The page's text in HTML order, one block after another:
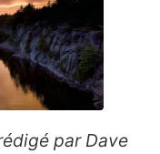
par Dave